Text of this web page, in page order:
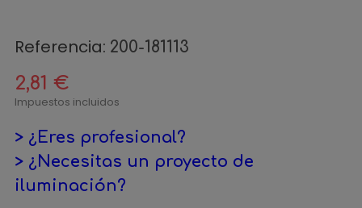
Referencia: 200-181113
2,81 €
Impuestos incluidos
> ¿Eres profesional?
> ¿Necesitas un proyecto de
iluminación?